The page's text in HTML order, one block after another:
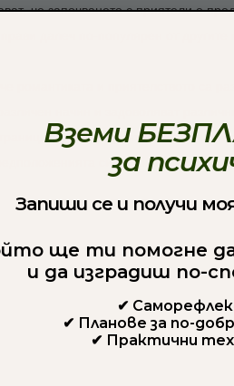
че започването с приятели е
романтиката и приятелството са
начин и задоволяват
между приятелството и
си за това какво
Вземи
за
Запиши се и получи
ще ти помогне
и да изградиш по-
✔
✔ Планове за по-
✔ Практични